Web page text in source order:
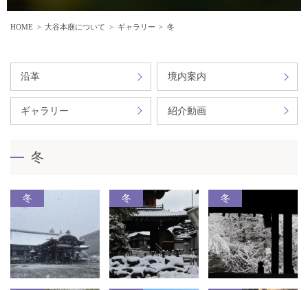
HOME 大谷本廟について ギャラリー 冬
沿革 境内案内
ギャラリー 紹介動画
冬
冬 冬 冬